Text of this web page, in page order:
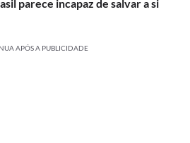
parece incapaz de salvar a si
APÓS A PUBLICIDADE